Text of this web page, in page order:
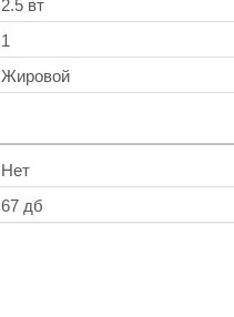
2.5 вт
1
Жировой
Нет
67 дб